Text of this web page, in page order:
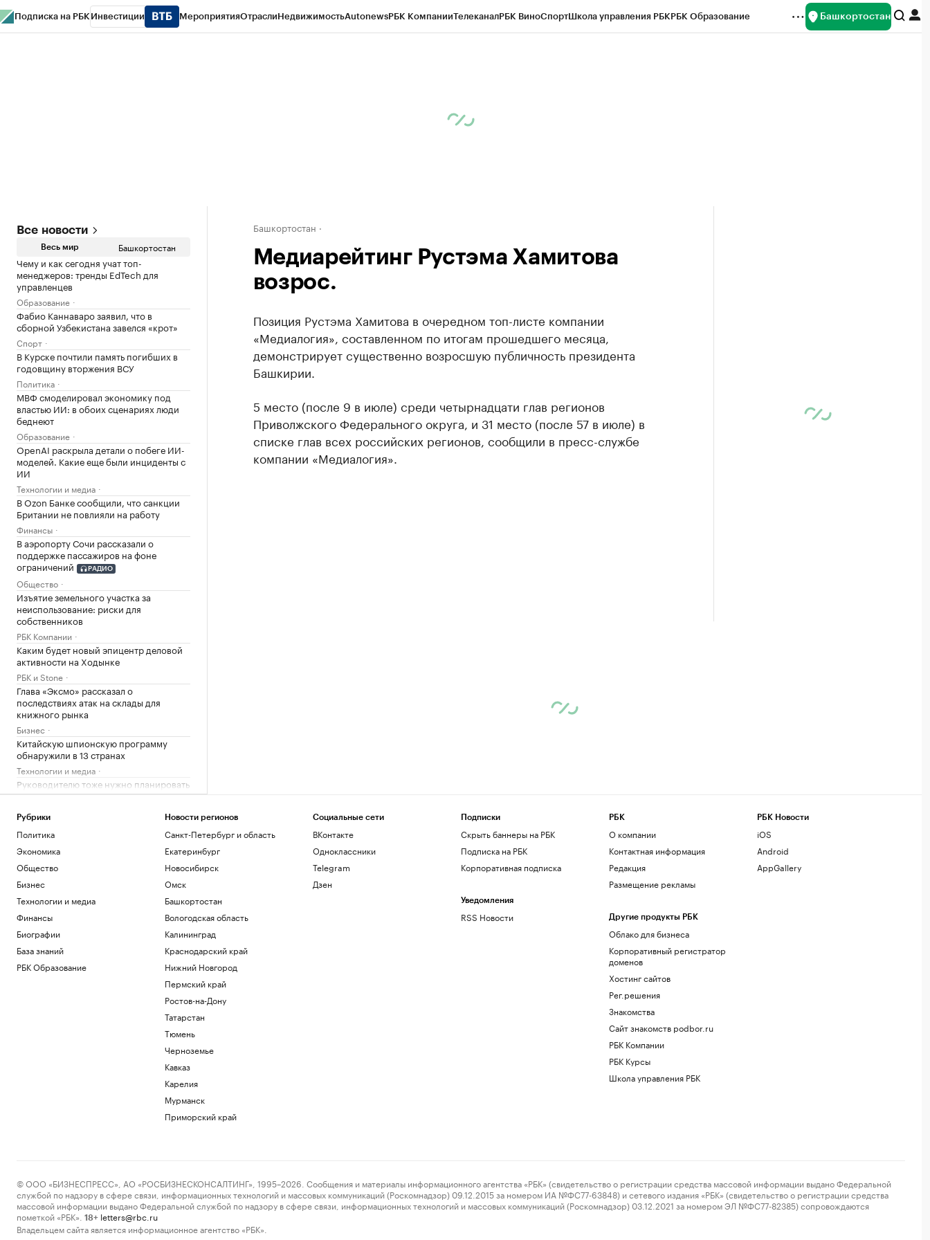
Подписка на РБК Инвестиции МероприятияОтраслиНедвижимостьAutonewsРБК КомпанииТелеканалРБК ВиноСпортШкола управления РБКРБК Образование Башкортостан
Все новости
Весь мир Башкортостан
Чему и как сегодня учат топ-
менеджеров: тренды EdTech для
управленцев
Образование
Фабио Каннаваро заявил, что в
сборной Узбекистана завелся «крот»
Спорт
В Курске почтили память погибших в
годовщину вторжения ВСУ
Политика
МВФ смоделировал экономику под
властью ИИ: в обоих сценариях люди
беднеют
Образование
OpenAI раскрыла детали о побеге ИИ-
моделей. Какие еще были инциденты с
ИИ
Технологии и медиа
В Ozon Банке сообщили, что санкции
Британии не повлияли на работу
Финансы
В аэропорту Сочи рассказали о
поддержке пассажиров на фоне
ограничений
РАДИО
Общество
Изъятие земельного участка за
неиспользование: риски для
собственников
РБК Компании
Каким будет новый эпицентр деловой
активности на Ходынке
РБК и Stone
Глава «Эксмо» рассказал о
последствиях атак на склады для
книжного рынка
Бизнес
Китайскую шпионскую программу
обнаружили в 13 странах
Технологии и медиа
Руководителю тоже нужно планировать
развитие. 4 шага, как это сделать
Какие дивиденды выплатит «Яндекс» за
первое полугодие
Инвестиции
«Спартак» купил косовского форварда
Даку вопреки протестам фанатов
Спорт
Почему трагедии не останавливают
альпинистов от похода в горы
Стиль
Трамп рассказал спонсорам, кого надо
избрать президентом США
Политика
ситуацию с платными местами в вузах
Степень MBA: что это такое и как ее
Пикник Афиши в Петербурге: вышел
Башкортостан
Медиарейтинг Рустэма Хамитова
возрос.
Позиция Рустэма Хамитова в очередном топ-листе компании
«Медиалогия», составленном по итогам прошедшего месяца,
демонстрирует существенно возросшую публичность президента
Башкирии.
5 место (после 9 в июле) среди четырнадцати глав регионов
Приволжского Федерального округа, и 31 место (после 57 в июле) в
списке глав всех российских регионов, сообщили в пресс-службе
компании «Медиалогия».
Рубрики
Политика
Экономика
Общество
Бизнес
Технологии и медиа
Финансы
Биографии
База знаний
РБК Образование
Новости регионов
Санкт-Петербург и область
Екатеринбург
Новосибирск
Омск
Башкортостан
Вологодская область
Калининград
Краснодарский край
Нижний Новгород
Пермский край
Ростов-на-Дону
Татарстан
Тюмень
Черноземье
Кавказ
Карелия
Мурманск
Приморский край
Социальные сети
ВКонтакте
Одноклассники
Telegram
Дзен
Подписки
Скрыть баннеры на РБК
Подписка на РБК
Корпоративная подписка
Уведомления
RSS Новости
РБК
О компании
Контактная информация
Редакция
Размещение рекламы
Другие продукты РБК
Облако для бизнеса
Корпоративный регистратор
доменов
Хостинг сайтов
Рег.решения
Знакомства
Сайт знакомств podbor.ru
РБК Компании
РБК Курсы
Школа управления РБК
РБК Новости
iOS
Android
AppGallery
© ООО «БИЗНЕСПРЕСС», АО «РОСБИЗНЕСКОНСАЛТИНГ», 1995–2026. Сообщения и материалы информационного агентства «РБК» (свидетельство о регистрации средства массовой информации выдано Федеральной
службой по надзору в сфере связи, информационных технологий и массовых коммуникаций (Роскомнадзор) 09.12.2015 за номером ИА №ФС77-63848) и сетевого издания «РБК» (свидетельство о регистрации средства
массовой информации выдано Федеральной службой по надзору в сфере связи, информационных технологий и массовых коммуникаций (Роскомнадзор) 03.12.2021 за номером ЭЛ №ФС77-82385) сопровождаются
пометкой «РБК».
18+ letters@rbc.ru
Владельцем сайта является информационное агентство «РБК».